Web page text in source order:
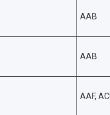
AAB
AAB
AAF,